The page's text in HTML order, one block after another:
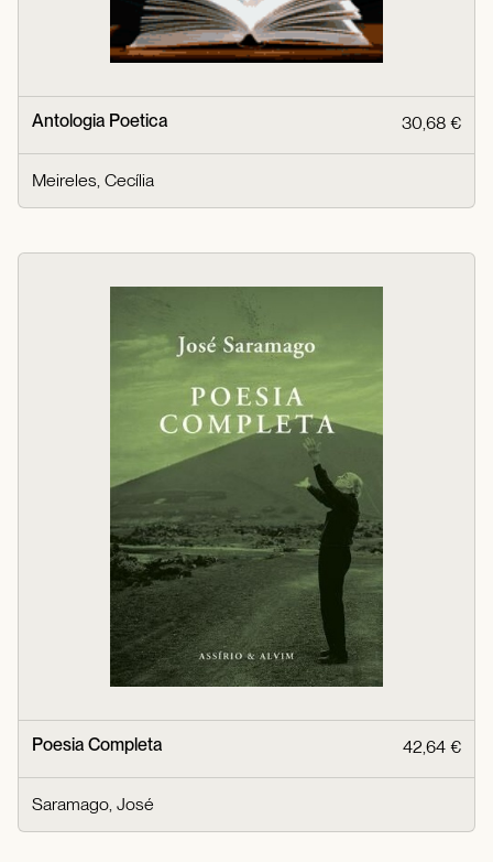
Antologia Poetica 30,68 €
Meireles, Cecília
Poesia Completa 42,64 €
Saramago, José